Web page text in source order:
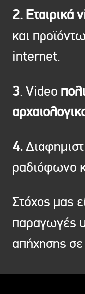
2. Εταιρικά
και
internet.
3. Video
4.
ραδιόφωνο
Στόχος μας
παραγωγές
απήχησης σε